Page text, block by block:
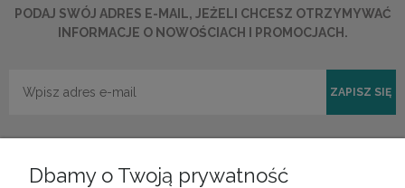
PODAJ SWÓJ ADRES E-MAIL, JEŻELI CHCESZ OTRZYMYWAĆ
INFORMACJE O NOWOŚCIACH I PROMOCJACH.
ZAPISZ SIĘ
Dbamy o Twoją prywatność